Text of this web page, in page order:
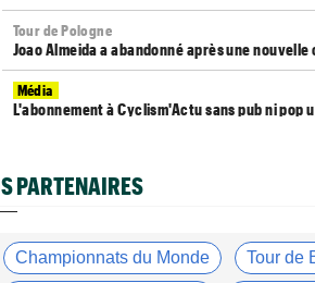
Tour de Pologne
Joao Almeida a abandonné après une nouvelle
Média
L'abonnement à Cyclism'Actu sans pub ni pop
Matthew Brennan coiffe Pithie sur la ligne et
la 4e étape
Média
Les vidéos cyclisme sont sur Dailymotion :
PARTENAIRES
Championnats du Monde Tour de